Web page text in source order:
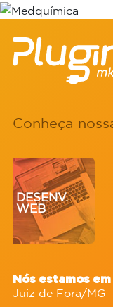
Conheça
DESENV.
WEB
Nós estamos em
Juiz de Fora/MG